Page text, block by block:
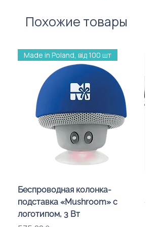
Похожие товары
Made in Poland, від 100 шт
Беспроводная колонка-
подставка «Mushroom» с
логотипом, 3 Вт